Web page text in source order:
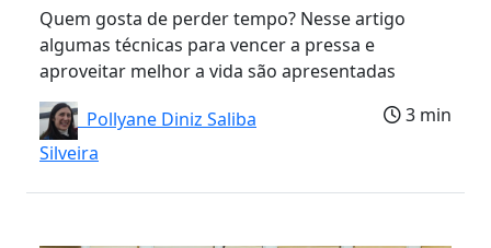
Quem gosta de perder tempo? Nesse artigo
algumas técnicas para vencer a pressa e
aproveitar melhor a vida são apresentadas
Pollyane Diniz Saliba
Silveira
3 min